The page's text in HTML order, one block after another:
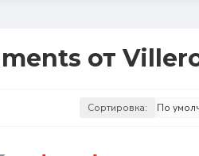
от
Сортировка: